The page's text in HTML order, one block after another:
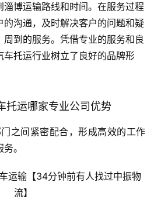
博运输路线和时间。在服务过程
的沟通，及时解决客户的问题和疑
到的服务。凭借专业的服务和良
托运行业树立了良好的品牌形
托运哪家专业公司优势
之间紧密配合，形成高效的工作
。